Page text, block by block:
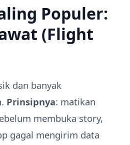
Populer:
(Flight
dan banyak
Prinsipnya: matikan
membuka story,
gagal mengirim data